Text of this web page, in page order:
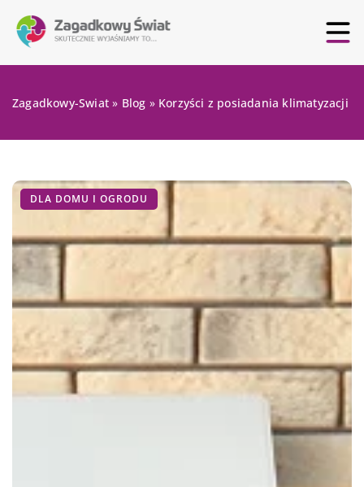
Zagadkowy-Swiat » Blog » Korzyści z posiadania klimatyzacji
DLA DOMU I OGRODU